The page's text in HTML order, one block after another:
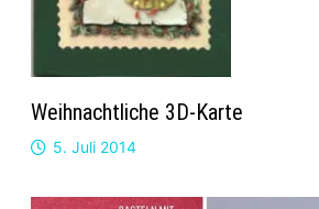
Weihnachtliche 3D-Karte
5. Juli 2014